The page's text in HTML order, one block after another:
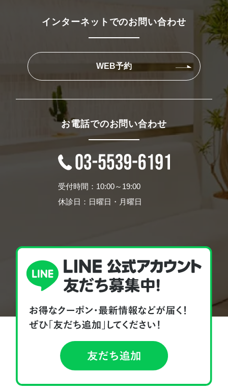
インターネットでのお問い合わせ
WEB予約
お電話でのお問い合わせ
受付時間：10:00～19:00
休診日：日曜日・月曜日